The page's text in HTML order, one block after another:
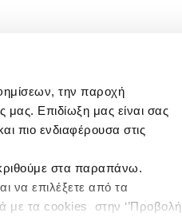
την παροχή
μας. Επιδίωξη μας είναι σας
πιο ενδιαφέρουσα στις
στα παραπάνω.
να επιλέξετε από τα
με τα cookies στην ‘’Προβολή